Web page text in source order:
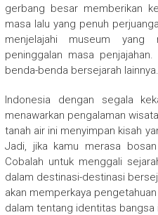
gerbang besar memberikan
masa lalu yang penuh
menjelajahi museum yang
peninggalan masa
benda-benda bersejarah lainnya.
Indonesia dengan segala
menawarkan pengalaman
tanah air ini menyimpan kisah
Jadi, jika kamu merasa
Cobalah untuk menggali
dalam destinasi-destinasi
akan memperkaya
dalam tentang identitas bangsa